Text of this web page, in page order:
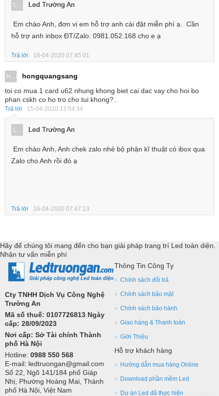
L... Led Trường An
Em chào Anh, đơn vị em hỗ trợ anh cài đặt miễn phí ạ. Cần
hỗ trợ anh inbox ĐT/Zalo: 0981.052.168 cho e ạ
Trả lời 16-04-2020 07:45:01
H...
hongquangsang
toi co mua 1 card u62 nhung khong biet cai dac vay cho hoi bo
phan cskh co ho tro cho tui khong?..
Trả lời 15-04-2020 13:54:34
L... Led Trường An
Em chào Anh, Anh chek zalo nhé bộ phận kĩ thuật có ibox qua
Zalo cho Anh rồi đó ạ
Trả lời 16-04-2020 07:47:13
Hãy để chúng tôi mang đến cho bạn giải pháp trang trí Led toàn diện.
Nhận tư vấn miễn phí
Cty TNHH Dịch Vụ Công Nghệ
Trường An
Mã số thuế: 0107726813 Ngày
cấp: 28/09/2023
Nơi cấp: Sở Tài chính Thành
phố Hà Nội
Hotline: 0988 550 568
E-mail: ledtruongan@gmail.com
Số 22, Ngõ 141/184 phố Giáp
Nhị, Phường Hoàng Mai, Thành
phố Hà Nội, Việt Nam
Thông Tin Công Ty
Chính sách đổi trả
Chính sách bảo mật
Chính sách bảo hành
Giao hàng & Thanh toán
Giới Thiệu
Hỗ trợ khách hàng
Hướng dẫn mua hàng Online
Download phần mềm Led
Dự án Led đã thực hiện